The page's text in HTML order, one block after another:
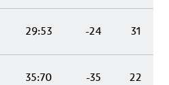
29:53 -24 31
35:70 -35 22